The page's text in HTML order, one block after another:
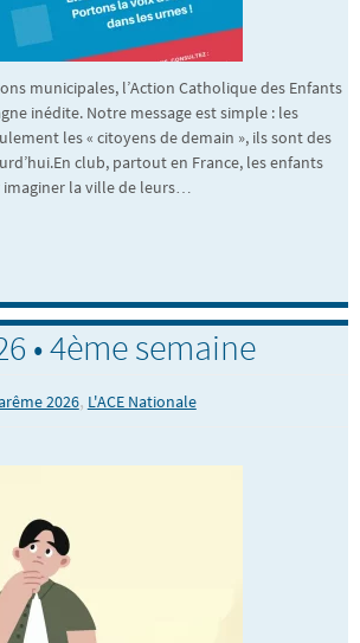
municipales, l’Action Catholique des Enfants
inédite. Notre message est simple : les
les « citoyens de demain », ils sont des
club, partout en France, les enfants
la ville de leurs…
• 4ème semaine
2026, L'ACE Nationale